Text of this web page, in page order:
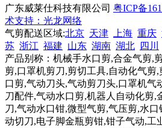
广东威莱仕科技有限公司 粤ICP备
术支持：光龙网络
气剪配送区域:北京 天津 上海 重庆
苏 浙江 福建 山东 湖南 湖北 四川
产品别称：机械手水口剪,合金气剪,
剪,口罩机剪刀,剪切工具,自动化气剪
口剪,气动刀头,气动剪刀头,口罩机气
刀配件,气动水口剪,机器人自动化剪,
刀,气动水口钳,微型气剪,气压剪,水
动切刀,电子脚金瓶剪钳,钳子气动,工